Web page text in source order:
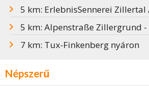
5 km: ErlebnisSennerei Zillertal /
5 km: Alpenstraße Zillergrund -
7 km: Tux-Finkenberg nyáron
Népszerű